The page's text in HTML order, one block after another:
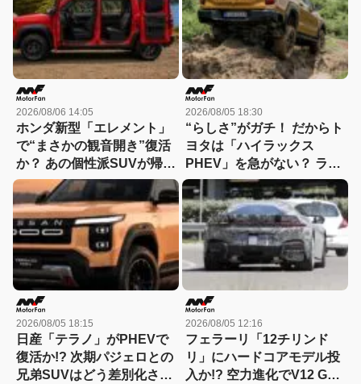
2026/08/06 14:05
ホンダ新型「エレメント」
で“まさかの観音開き”復活
か？ あの個性派SUVが帰っ
てくる可能性
2026/08/05 18:30
“らしさ”がガチ！ だからト
ヨタは「ハイラックス
PHEV」を急がない？ ライ
バルとは異なる電動化戦略
を読み解く
2026/08/05 18:15
日産「テラノ」がPHEVで
復活か!? 次期パジェロとの
兄弟SUVはどう差別化され
2026/08/05 12:16
フェラーリ「12チリンド
リ」にハードコアモデル投
入か!? 空力進化でV12 GT